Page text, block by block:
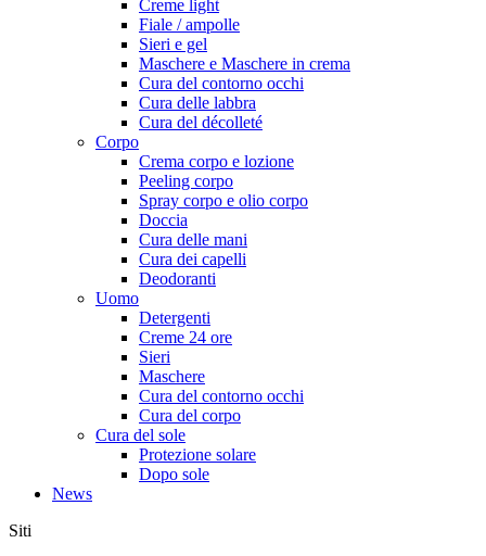
Creme light
Fiale / ampolle
Sieri e gel
Maschere e Maschere in crema
Cura del contorno occhi
Cura delle labbra
Cura del décolleté
Corpo
Crema corpo e lozione
Peeling corpo
Spray corpo e olio corpo
Doccia
Cura delle mani
Cura dei capelli
Deodoranti
Uomo
Detergenti
Creme 24 ore
Sieri
Maschere
Cura del contorno occhi
Cura del corpo
Cura del sole
Protezione solare
Dopo sole
News
Siti